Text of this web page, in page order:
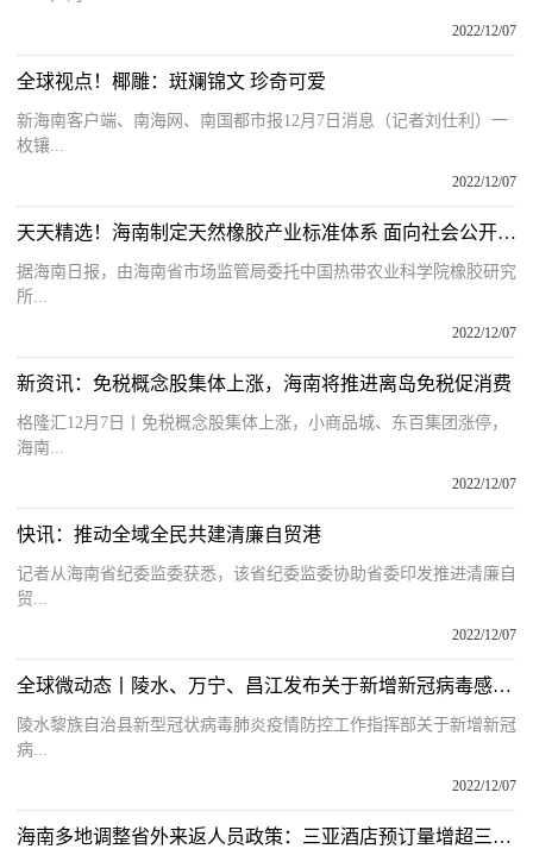
2022/12/07
全球视点！椰雕：斑斓锦文 珍奇可爱
新海南客户端、南海网、南国都市报12月7日消息（记者刘仕利）一
枚镶...
2022/12/07
天天精选！海南制定天然橡胶产业标准体系 面向社会公开征求意见
据海南日报，由海南省市场监管局委托中国热带农业科学院橡胶研究
所...
2022/12/07
新资讯：免税概念股集体上涨，海南将推进离岛免税促消费
格隆汇12月7日丨免税概念股集体上涨，小商品城、东百集团涨停，
海南...
2022/12/07
快讯：推动全域全民共建清廉自贸港
记者从海南省纪委监委获悉，该省纪委监委协助省委印发推进清廉自
贸...
2022/12/07
全球微动态丨陵水、万宁、昌江发布关于新增新冠病毒感染者的通报
陵水黎族自治县新型冠状病毒肺炎疫情防控工作指挥部关于新增新冠
病...
2022/12/07
海南多地调整省外来返人员政策：三亚酒店预订量增超三倍，有酒店仍需查验核酸